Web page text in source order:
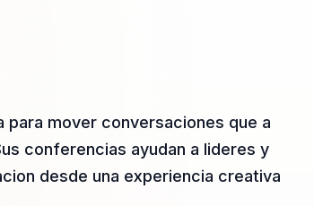
para mover conversaciones que a
conferencias ayudan a lideres y
desde una experiencia creativa